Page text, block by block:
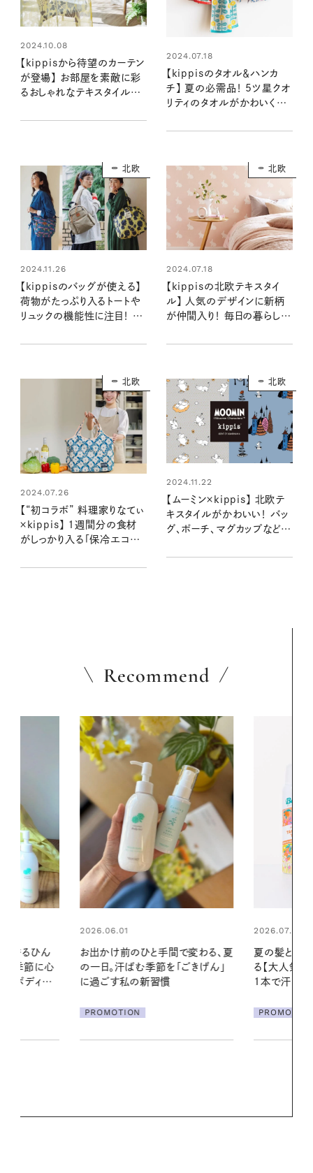
2024.10.08
【kippisから待望のカーテン
が登場】 お部屋を素敵に彩
るおしゃれなテキスタイルが
入れたい「北欧カーテン」
2024.07.18
【kippisのタオル＆ハンカ
チ】 夏の必需品！ 5ツ星クオ
リティのタオルがかわいくて
北欧
2024.11.26
【kippisのバッグが使える】
荷物がたっぷり入るトートや
リュックの機能性に注目！ シ
柄がかわいい
北欧
2024.07.18
【kippisの北欧テキスタイ
ル】 人気のデザインに新柄
が仲間入り！ 毎日の暮らしが
目
北欧
2024.07.26
【“初コラボ” 料理家りなてぃ
×kippis】 1週間分の食材
がしっかり入る「保冷エコバ
北欧
2024.11.22
【ムーミン×kippis】 北欧テ
キスタイルがかわいい！ バッ
グ、ポーチ、マグカップなどが
Recommend
変わる、夏
ごきげん」
2026.07.24
夏の髪と心が瞬時にリフレッシュす
る【大人気のドライシャンプー】 この
1本で汗ばむ季節も一日中心地よく
PROMOTION
2026.07.21
リーとの重